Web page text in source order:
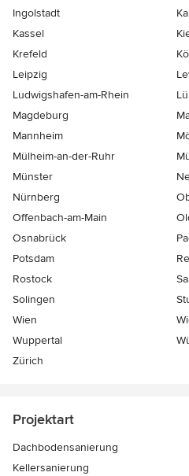
Ingolstadt
Kassel
Krefeld
Leipzig
Ludwigshafen-am-Rhein
Magdeburg
Mannheim
Mülheim-an-der-Ruhr
Münster
Nürnberg
Offenbach-am-Main
Osnabrück
Potsdam
Rostock
Solingen
Wien
Wuppertal
Zürich
Projektart
Dachbodensanierung
Kellersanierung